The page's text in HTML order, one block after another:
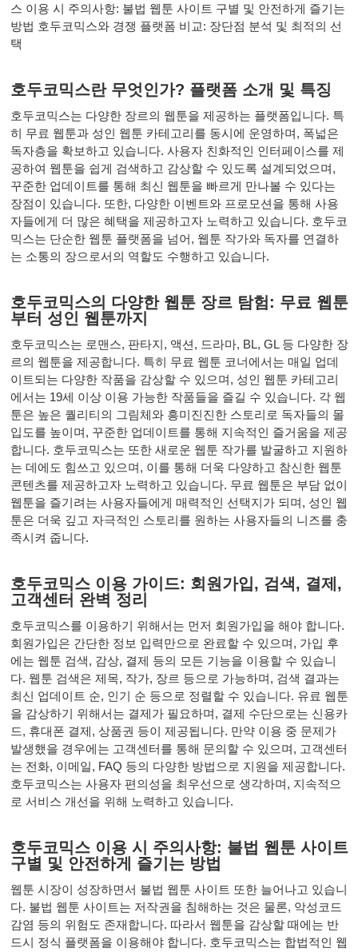
스 이용 시 주의사항: 불법 웹툰 사이트 구별 및 안전하게 즐기는
방법 호두코믹스와 경쟁 플랫폼 비교: 장단점 분석 및 최적의 선
택
호두코믹스란 무엇인가? 플랫폼 소개 및 특징
호두코믹스는 다양한 장르의 웹툰을 제공하는 플랫폼입니다. 특
히 무료 웹툰과 성인 웹툰 카테고리를 동시에 운영하며, 폭넓은
독자층을 확보하고 있습니다. 사용자 친화적인 인터페이스를 제
공하여 웹툰을 쉽게 검색하고 감상할 수 있도록 설계되었으며,
꾸준한 업데이트를 통해 최신 웹툰을 빠르게 만나볼 수 있다는
장점이 있습니다. 또한, 다양한 이벤트와 프로모션을 통해 사용
자들에게 더 많은 혜택을 제공하고자 노력하고 있습니다. 호두코
믹스는 단순한 웹툰 플랫폼을 넘어, 웹툰 작가와 독자를 연결하
는 소통의 장으로서의 역할도 수행하고 있습니다.
호두코믹스의 다양한 웹툰 장르 탐험: 무료 웹툰
부터 성인 웹툰까지
호두코믹스는 로맨스, 판타지, 액션, 드라마, BL, GL 등 다양한 장
르의 웹툰을 제공합니다. 특히 무료 웹툰 코너에서는 매일 업데
이트되는 다양한 작품을 감상할 수 있으며, 성인 웹툰 카테고리
에서는 19세 이상 이용 가능한 작품들을 즐길 수 있습니다. 각 웹
툰은 높은 퀄리티의 그림체와 흥미진진한 스토리로 독자들의 몰
입도를 높이며, 꾸준한 업데이트를 통해 지속적인 즐거움을 제공
합니다. 호두코믹스는 또한 새로운 웹툰 작가를 발굴하고 지원하
는 데에도 힘쓰고 있으며, 이를 통해 더욱 다양하고 참신한 웹툰
콘텐츠를 제공하고자 노력하고 있습니다. 무료 웹툰은 부담 없이
웹툰을 즐기려는 사용자들에게 매력적인 선택지가 되며, 성인 웹
툰은 더욱 깊고 자극적인 스토리를 원하는 사용자들의 니즈를 충
족시켜 줍니다.
호두코믹스 이용 가이드: 회원가입, 검색, 결제,
고객센터 완벽 정리
호두코믹스를 이용하기 위해서는 먼저 회원가입을 해야 합니다.
회원가입은 간단한 정보 입력만으로 완료할 수 있으며, 가입 후
에는 웹툰 검색, 감상, 결제 등의 모든 기능을 이용할 수 있습니
다. 웹툰 검색은 제목, 작가, 장르 등으로 가능하며, 검색 결과는
최신 업데이트 순, 인기 순 등으로 정렬할 수 있습니다. 유료 웹툰
을 감상하기 위해서는 결제가 필요하며, 결제 수단으로는 신용카
드, 휴대폰 결제, 상품권 등이 제공됩니다. 만약 이용 중 문제가
발생했을 경우에는 고객센터를 통해 문의할 수 있으며, 고객센터
는 전화, 이메일, FAQ 등의 다양한 방법으로 지원을 제공합니다.
호두코믹스는 사용자 편의성을 최우선으로 생각하며, 지속적으
로 서비스 개선을 위해 노력하고 있습니다.
호두코믹스 이용 시 주의사항: 불법 웹툰 사이트
구별 및 안전하게 즐기는 방법
웹툰 시장이 성장하면서 불법 웹툰 사이트 또한 늘어나고 있습니
다. 불법 웹툰 사이트는 저작권을 침해하는 것은 물론, 악성코드
감염 등의 위험도 존재합니다. 따라서 웹툰을 감상할 때에는 반
드시 정식 플랫폼을 이용해야 합니다. 호두코믹스는 합법적인 웹